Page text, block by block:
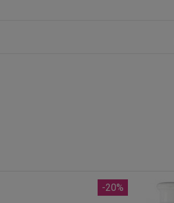
-20%